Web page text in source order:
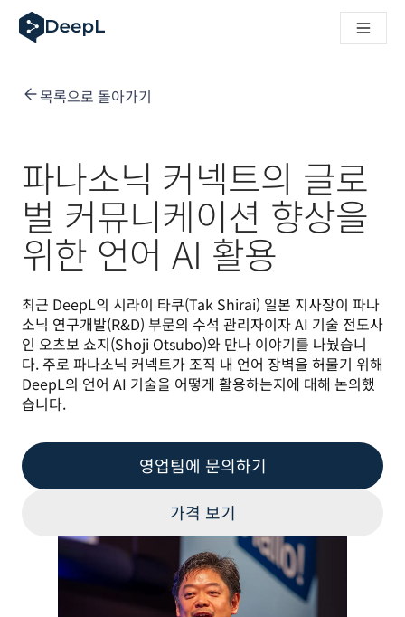
AI 에이전트용 DeepL
DeepL Translation Flow: 주요 사용 사례 및 통합 기능을 위한
Translation Flow를 만나보세요: 번역 워크플로우를 처음부터
고품질 텍스트 번역에서 실시간 음성 플랫폼까지
Building an instantly accessible voice demo with DeepL
목록으로 돌아가기
파나소닉 커넥트의 글로
벌 커뮤니케이션 향상을
위한 언어 AI 활용
최근 DeepL의 시라이 타쿠(Tak Shirai) 일본 지사장이 파나
소닉 연구개발(R&D) 부문의 수석 관리자이자 AI 기술 전도사
인 오츠보 쇼지(Shoji Otsubo)와 만나 이야기를 나눴습니
다. 주로 파나소닉 커넥트가 조직 내 언어 장벽을 허물기 위해
DeepL의 언어 AI 기술을 어떻게 활용하는지에 대해 논의했
습니다.
영업팀에 문의하기
가격 보기